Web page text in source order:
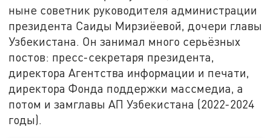
ныне советник руководителя администрации
президента Саиды Мирзиёевой, дочери главы
Узбекистана. Он занимал много серьёзных
постов: пресс-секретаря президента,
директора Агентства информации и печати,
директора Фонда поддержки массмедиа, а
потом и замглавы АП Узбекистана (2022-2024
годы).